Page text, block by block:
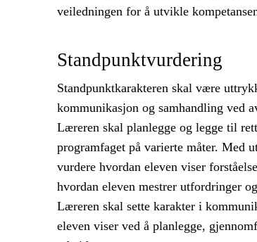
veiledningen for å utvikle
Standpunktvurdering
Standpunktkarakteren skal være
kommunikasjon og samhandling ved
Læreren skal planlegge og legge til
programfaget på varierte måter. Med
vurdere hvordan eleven viser
hvordan eleven mestrer utfordringer
Læreren skal sette karakter i
eleven viser ved å planlegge,